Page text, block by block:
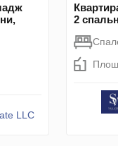
LLC
2